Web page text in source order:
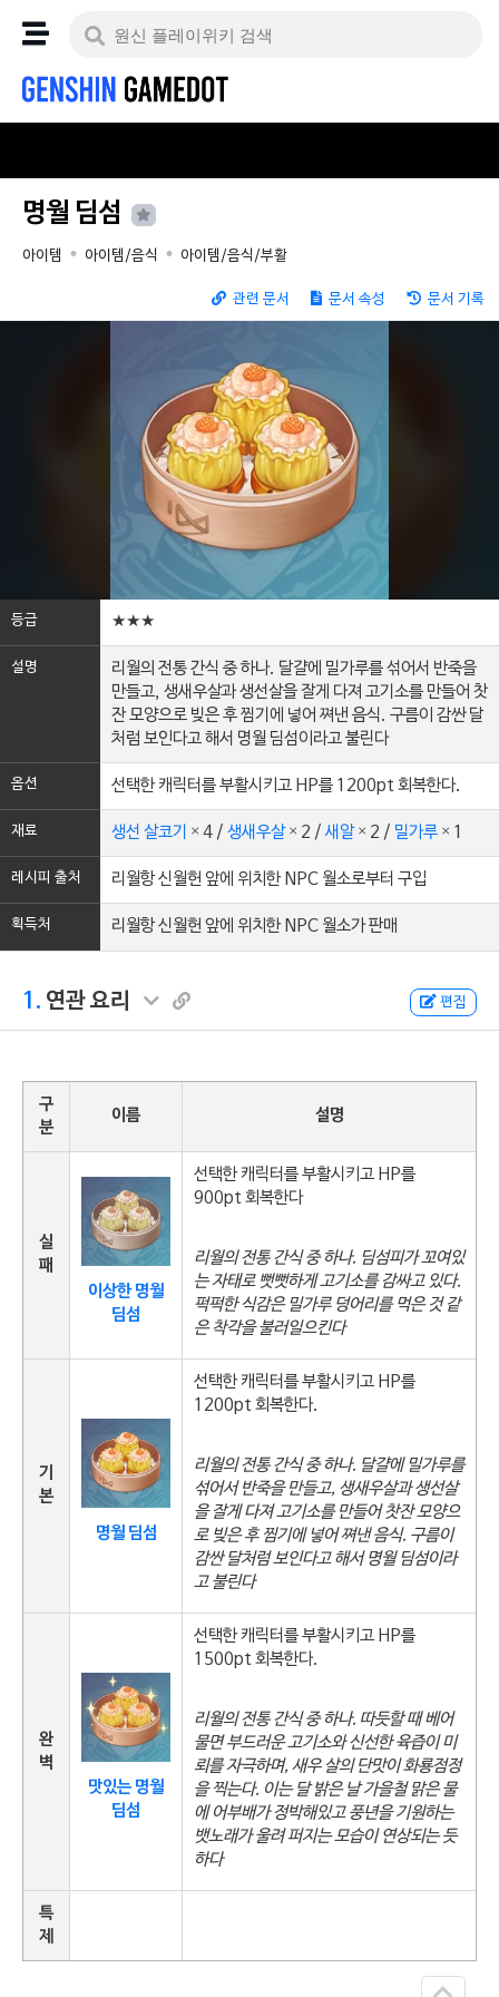
명월 딤섬
아이템 아이템/음식 아이템/음식/부활
관련 문서 문서 속성 문서 기록
등급 ★★★
설명
리월의 전통 간식 중 하나. 달걀에 밀가루를 섞어서 반죽을
만들고, 생새우살과 생선살을 잘게 다져 고기소를 만들어 찻
잔 모양으로 빚은 후 찜기에 넣어 쪄낸 음식. 구름이 감싼 달
처럼 보인다고 해서 명월 딤섬이라고 불린다
옵션 선택한 캐릭터를 부활시키고 HP를 1200pt 회복한다.
재료 생선 살코기 × 4 / 생새우살× 2 /새알× 2 / 밀가루× 1
레시피 출처 리월항 신월헌 앞에 위치한 NPC 월소로부터 구입
획득처 리월항 신월헌 앞에 위치한 NPC 월소가 판매
1. 연관 요리 편집
구
분
이름 설명
실
패
이상한 명월
딤섬
선택한 캐릭터를 부활시키고 HP를
900pt 회복한다
리월의 전통 간식 중 하나. 딤섬피가 꼬여있
는 자태로 뻣뻣하게 고기소를 감싸고 있다.
퍽퍽한 식감은 밀가루 덩어리를 먹은 것 같
은 착각을 불러일으킨다
기
본
명월 딤섬
선택한 캐릭터를 부활시키고 HP를
1200pt 회복한다.
리월의 전통 간식 중 하나. 달걀에 밀가루를
섞어서 반죽을 만들고, 생새우살과 생선살
을 잘게 다져 고기소를 만들어 찻잔 모양으
로 빚은 후 찜기에 넣어 쪄낸 음식. 구름이
감싼 달처럼 보인다고 해서 명월 딤섬이라
고 불린다
완
벽
맛있는 명월
딤섬
선택한 캐릭터를 부활시키고 HP를
1500pt 회복한다.
리월의 전통 간식 중 하나. 따듯할 때 베어
물면 부드러운 고기소와 신선한 육즙이 미
뢰를 자극하며, 새우 살의 단맛이 화룡점정
을 찍는다. 이는 달 밝은 날 가을철 맑은 물
에 어부배가 정박해있고 풍년을 기원하는
뱃노래가 울려 퍼지는 모습이 연상되는 듯
하다
특
제